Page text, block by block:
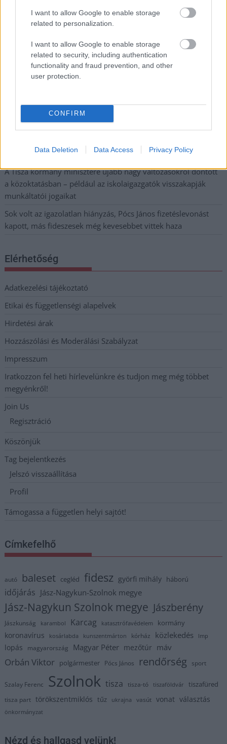
I want to allow Google to enable storage
related to personalization.
I want to allow Google to enable storage
related to security, including authentication
functionality and fraud prevention, and other
user protection.
CONFIRM
Data Deletion Data Access Privacy Policy
Országos ellenőrzés indult a hazai akkumulátoripari
Az idei év leglassabb növekedését hozta a június a
kiskereskedelemben
Györfi Mihály több tucat vállalkozással egyeztetett a
41 fok fölé forrósodott az ország, Szolnokon pedig egy másik
rekord is megdőlt
A Tisza kormány minisztere újabb nagy változásokról döntött
a közoktatásban – például az iskolaigazgatók visszakapják
munkáltatói jogaikat
Sok volt az igazolatlan hiányzás, Pócs János fizetéslevonást
kapott, más fideszesek még kevesebbet vittek haza
Elérhetőség
Adatkezelési tájékoztató
Etikai és függetlenségi alapelvek
Hirdetési árak
Hozzászólási és Moderálási Szabályzat
Impresszum
Iratkozzon fel heti hírlevelünkre és tudjon meg még többet
megyénkről!
Join Us
Regisztráció
Köszönjük
Tag bejelentkezés
Jelszó visszaállítása
Profil
Támogassa a független helyi sajtót!
Címkefelhő
autó baleset cegléd fidesz györfi mihály háború
időjárás Jász-Nagykun-Szolnok megye
Jász-Nagykun Szolnok megye Jászberény
Jászkunság karambol Karcag katasztrófavédelem kormány
koronavírus kosárlabda kunszentmárton kórház közlekedés lmp
lopás magyarország Magyar Péter mezőtúr máv
Orbán Viktor polgármester Pócs János rendőrség sport
Szalay Ferenc Szolnok tisza tisza-tó tiszaföldvár tiszafüred
tisza part törökszentmiklós tűz ukrajna vasút vonat választás
önkormányzat
Nézd és hallgasd velünk!